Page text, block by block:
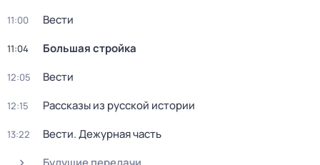
11:00 Вести
11:04 Большая стройка
12:05 Вести
12:15 Рассказы из русской истории
13:22
Вести. Дежурная часть